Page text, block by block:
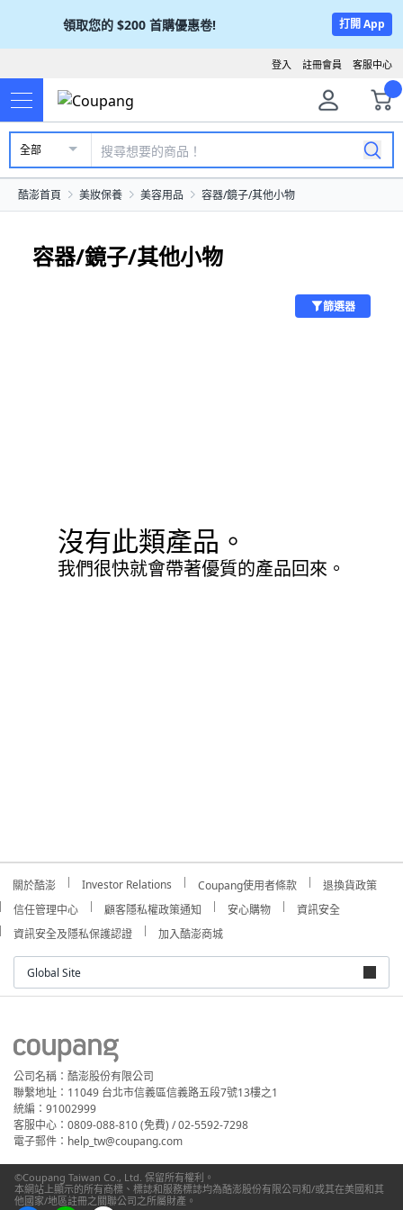
領取您的 $200 首購優惠卷! 打開 App
客服中心
註冊會員
登入
全部
酷澎首頁 美妝保養 美容用品 容器/鏡子/其他小物
容器/鏡子/其他小物
篩選器
沒有此類產品。
我們很快就會帶著優質的產品回來。
關於酷澎 Investor Relations Coupang使用者條款
退換貨政策
信任管理中心
顧客隱私權政策通知 安心購物
資訊安全
資訊安全及隱私保護認證
加入酷澎商城
Global Site
公司名稱：酷澎股份有限公司
聯繫地址：11049 台北市信義區信義路五段7號13樓之1
統編：91002999
客服中心：0809-088-810 (免費) / 02-5592-7298
電子郵件：help_tw@coupang.com
©Coupang Taiwan Co., Ltd. 保留所有權利。
本網站上顯示的所有商標、標誌和服務標誌均為酷澎股份有限公司和/或其在美國和其
他國家/地區註冊之關聯公司之所屬財產。